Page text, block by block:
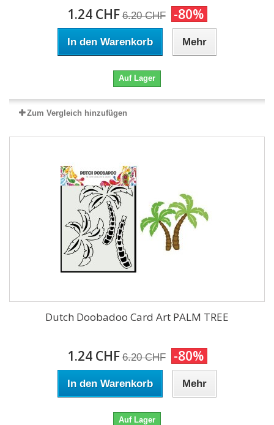
1.24 CHF 6.20 CHF -80%
In den Warenkorb Mehr
Auf Lager
Zum Vergleich hinzufügen
Dutch Doobadoo Card Art PALM TREE
1.24 CHF 6.20 CHF -80%
In den Warenkorb Mehr
Auf Lager